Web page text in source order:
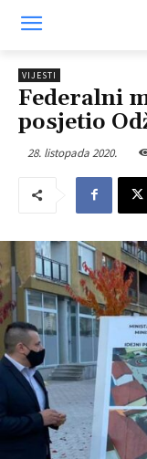
VIJESTI
Federalni
posjetio
28. listopada 2020.